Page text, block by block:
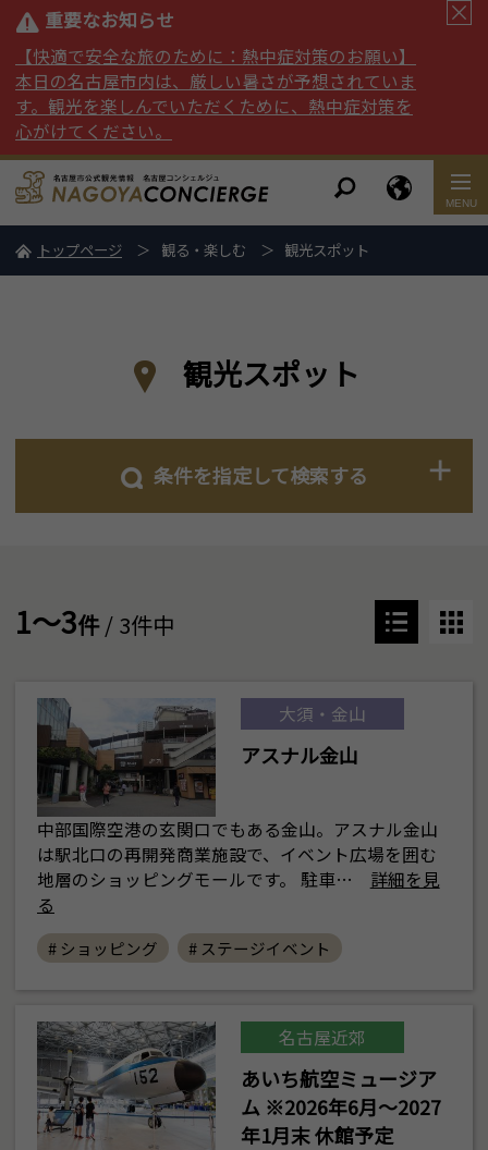
重要なお知らせ
【快適で安全な旅のために：熱中症対策のお願い】
本日の名古屋市内は、厳しい暑さが予想されていま
す。観光を楽しんでいただくために、熱中症対策を
心がけてください。
トップページ 観る・楽しむ 観光スポット
観光スポット
条件を指定して検索する
1～3件/ 3件中
大須・金山
アスナル金山
中部国際空港の玄関口でもある金山。アスナル金山
は駅北口の再開発商業施設で、イベント広場を囲む
地層のショッピングモールです。 駐車…
詳細を見
る
# ショッピング # ステージイベント
名古屋近郊
あいち航空ミュージア
ム ※2026年6月～2027
年1月末 休館予定